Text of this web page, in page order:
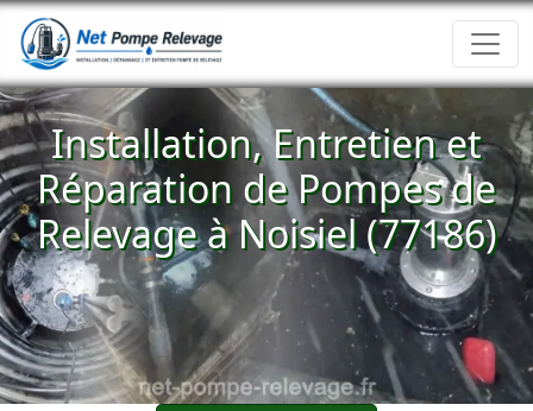
Installation, Entretien et
Réparation de Pompes de
Relevage à Noisiel (77186)